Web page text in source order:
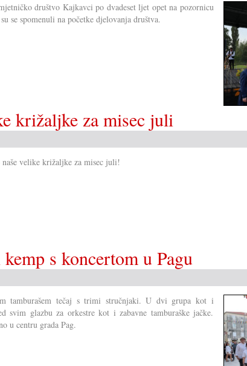
društvo Kajkavci po dvadeset ljet opet na pozornicu
se spomenuli na početke djelovanja društva.
križaljke za misec juli
velike križaljke za misec juli!
s koncertom u Pagu
tamburašem tečaj s trimi stručnjaki. U dvi grupa kot i
svim glazbu za orkestre kot i zabavne tamburaške jačke.
u centru grada Pag.